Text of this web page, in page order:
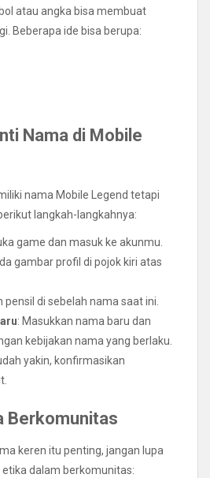
atau angka bisa membuat
Beberapa ide bisa berupa:
Nama di Mobile
nama Mobile Legend tetapi
langkah-langkahnya:
game dan masuk ke akunmu.
gambar profil di pojok kiri atas
pensil di sebelah nama saat ini.
: Masukkan nama baru dan
kebijakan nama yang berlaku.
yakin, konfirmasikan
Berkomunitas
keren itu penting, jangan lupa
dalam berkomunitas: